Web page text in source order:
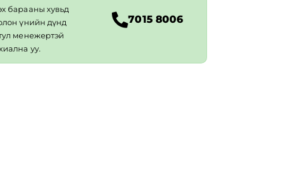
барааны хувьд
үнийн дүнд
менежертэй
уу.
7015 8006